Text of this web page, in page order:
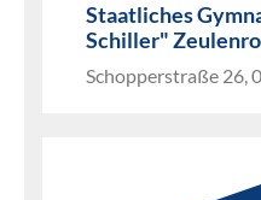
Staatliches
Schiller"
Schopperstraße 26,